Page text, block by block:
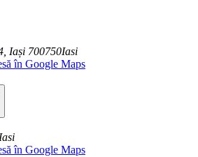
Iași 700750Iasi
în Google Maps
Iasi
în Google Maps